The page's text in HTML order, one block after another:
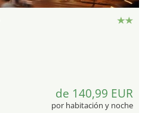
de 140,99 EUR
por habitación y noche